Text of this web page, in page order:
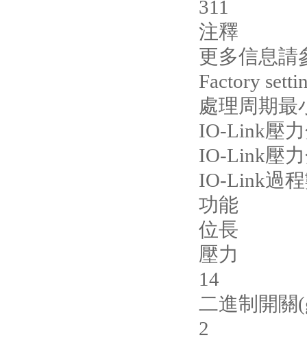
311
注釋
更多信息請
Factory
處理周期
IO-Link壓
IO-Link壓
IO-Link過
功能
位長
壓力
14
二進制開關
2